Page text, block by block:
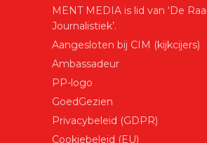
MENT MEDIA is lid van ‘De
Journalistiek’.
Aangesloten bij CIM (kijkcijers)
Ambassadeur
PP-logo
GoedGezien
Privacybeleid (GDPR)
Cookiebeleid (EU)